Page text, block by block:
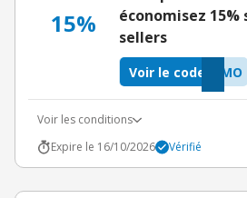
15%
économisez 15%
sellers
OMO
Voir le code
Voir les conditions
Expire le 16/10/2026
Vérifié